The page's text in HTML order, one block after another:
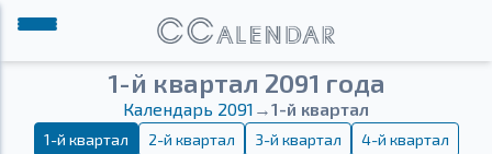
1-й квартал 2091 года
Календарь 2091 →1-й квартал
1-й квартал 2-й квартал 3-й квартал 4-й квартал